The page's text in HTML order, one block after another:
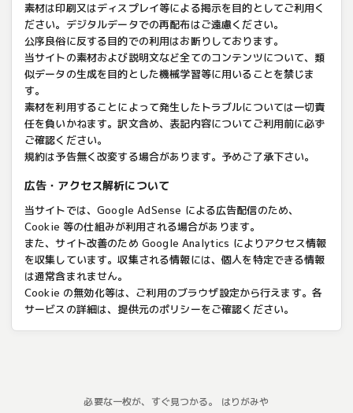
素材は印刷又はディスプレイ等による掲示を目的としてご利用く
ださい。デジタルデータでの再配布はご遠慮ください。
公序良俗に反する目的での利用はお断りしております。
当サイトの素材および説明文など全てのコンテンツについて、類
似データの生成を目的とした機械学習等に用いることを禁じま
す。
素材を利用することによって発生したトラブルについては一切責
任を負いかねます。訳文含め、表記内容についてご利用前に必ず
ご確認ください。
規約は予告無く改変する場合があります。予めご了承下さい。
広告・アクセス解析について
当サイトでは、Google AdSense による広告配信のため、
Cookie 等の仕組みが利用される場合があります。
また、サイト改善のため Google Analytics によりアクセス情報
を収集しています。収集される情報には、個人を特定できる情報
は通常含まれません。
Cookie の無効化等は、ご利用のブラウザ設定から行えます。各
サービスの詳細は、提供元のポリシーをご確認ください。
必要な一枚が、すぐ見つかる。 はりがみや